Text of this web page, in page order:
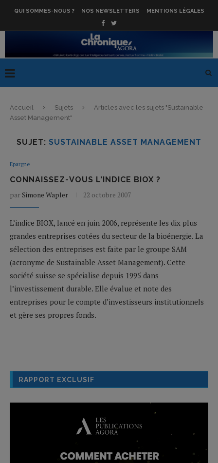
QUI SOMMES-NOUS ? NOS NEWSLETTERS MENTIONS LÉGALES
Accueil Sujets
Articles avec les sujets "Sustainable
Asset Management"
SUJET: SUSTAINABLE ASSET MANAGEMENT
Epargne
CONNAISSEZ-VOUS L'INDICE BIOX ?
par Simone Wapler 22 octobre 2007
L’indice BIOX, lancé en juin 2006, représente les dix plus
grandes entreprises cotées du secteur de la bioénergie. La
sélection des entreprises est faite par le groupe SAM
(acronyme de Sustainable Asset Management). Cette
société suisse se spécialise depuis 1995 dans
l’investissement durable. Elle évalue et note des
entreprises pour le compte d’investisseurs institutionnels
et gère ses propres fonds.
RAPPORT EXCLUSIF